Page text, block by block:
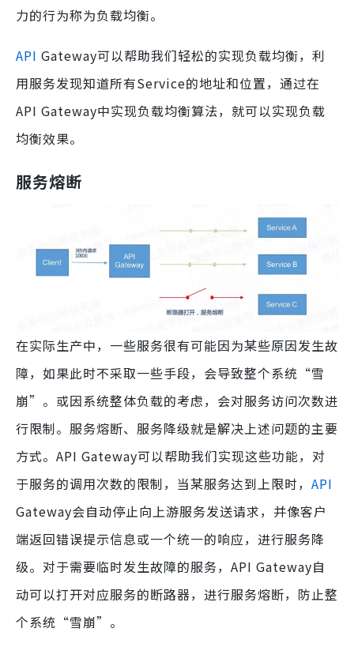
力的行为称为负载均衡。
API Gateway可以帮助我们轻松的实现负载均衡，利
用服务发现知道所有Service的地址和位置，通过在
API Gateway中实现负载均衡算法，就可以实现负载
均衡效果。
服务熔断
在实际生产中，一些服务很有可能因为某些原因发生故
障，如果此时不采取一些手段，会导致整个系统“雪
崩”。或因系统整体负载的考虑，会对服务访问次数进
行限制。服务熔断、服务降级就是解决上述问题的主要
方式。API Gateway可以帮助我们实现这些功能，对
于服务的调用次数的限制，当某服务达到上限时， API
Gateway会自动停止向上游服务发送请求，并像客户
端返回错误提示信息或一个统一的响应，进行服务降
级。对于需要临时发生故障的服务，API Gateway自
动可以打开对应服务的断路器，进行服务熔断，防止整
个系统“雪崩”。